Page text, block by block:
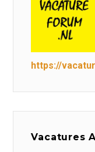
https://
Vacatures